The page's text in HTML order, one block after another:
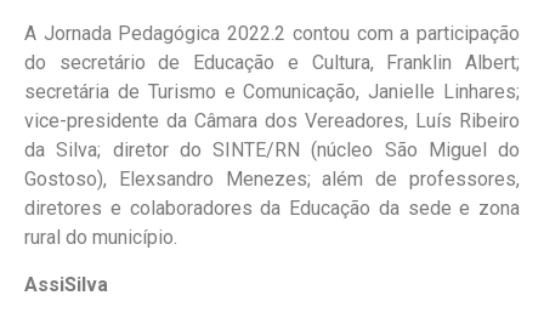
A Jornada Pedagógica 2022.2 contou com a participação
do secretário de Educação e Cultura, Franklin Albert;
secretária de Turismo e Comunicação, Janielle Linhares;
vice-presidente da Câmara dos Vereadores, Luís Ribeiro
da Silva; diretor do SINTE/RN (núcleo São Miguel do
Gostoso), Elexsandro Menezes; além de professores,
diretores e colaboradores da Educação da sede e zona
rural do município.
AssiSilva